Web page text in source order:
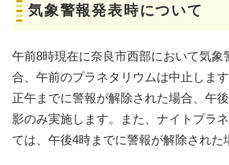
気象警報発表時について
午前8時現在に奈良市西部において気象
合、午前のプラネタリウムは中止します
正午までに警報が解除された場合、午
影のみ実施します。また、ナイトプラ
ては、午後4時までに警報が解除された